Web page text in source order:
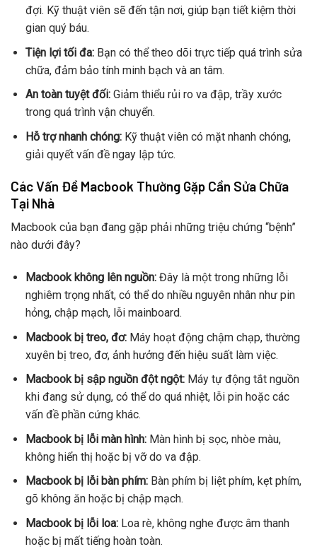
đợi. Kỹ thuật viên sẽ đến tận nơi, giúp bạn tiết kiệm thời
gian quý báu.
Tiện lợi tối đa:Bạn có thể theo dõi trực tiếp quá trình sửa
chữa, đảm bảo tính minh bạch và an tâm.
An toàn tuyệt đối:Giảm thiểu rủi ro va đập, trầy xước
trong quá trình vận chuyển.
Hỗ trợ nhanh chóng:Kỹ thuật viên có mặt nhanh chóng,
giải quyết vấn đề ngay lập tức.
Các Vấn Đề Macbook Thường Gặp Cần Sửa Chữa
Tại Nhà
Macbook của bạn đang gặp phải những triệu chứng “bệnh”
nào dưới đây?
Macbook không lên nguồn:Đây là một trong những lỗi
nghiêm trọng nhất, có thể do nhiều nguyên nhân như pin
hỏng, chập mạch, lỗi mainboard.
Macbook bị treo, đơ:Máy hoạt động chậm chạp, thường
xuyên bị treo, đơ, ảnh hưởng đến hiệu suất làm việc.
Macbook bị sập nguồn đột ngột:Máy tự động tắt nguồn
khi đang sử dụng, có thể do quá nhiệt, lỗi pin hoặc các
vấn đề phần cứng khác.
Macbook bị lỗi màn hình:Màn hình bị sọc, nhòe màu,
không hiển thị hoặc bị vỡ do va đập.
Macbook bị lỗi bàn phím:Bàn phím bị liệt phím, kẹt phím,
gõ không ăn hoặc bị chập mạch.
Macbook bị lỗi loa:Loa rè, không nghe được âm thanh
hoặc bị mất tiếng hoàn toàn.